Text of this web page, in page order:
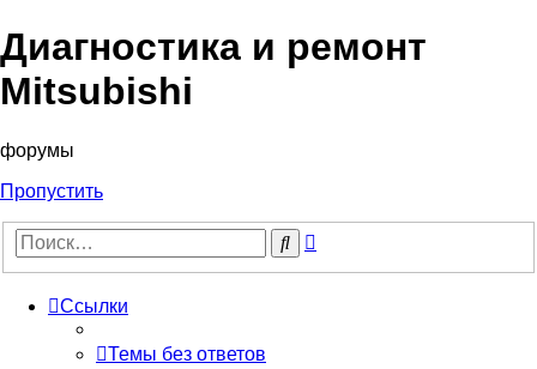
Диагностика и ремонт
Mitsubishi
форумы
Пропустить
Поиск
Ссылки
Темы без ответов